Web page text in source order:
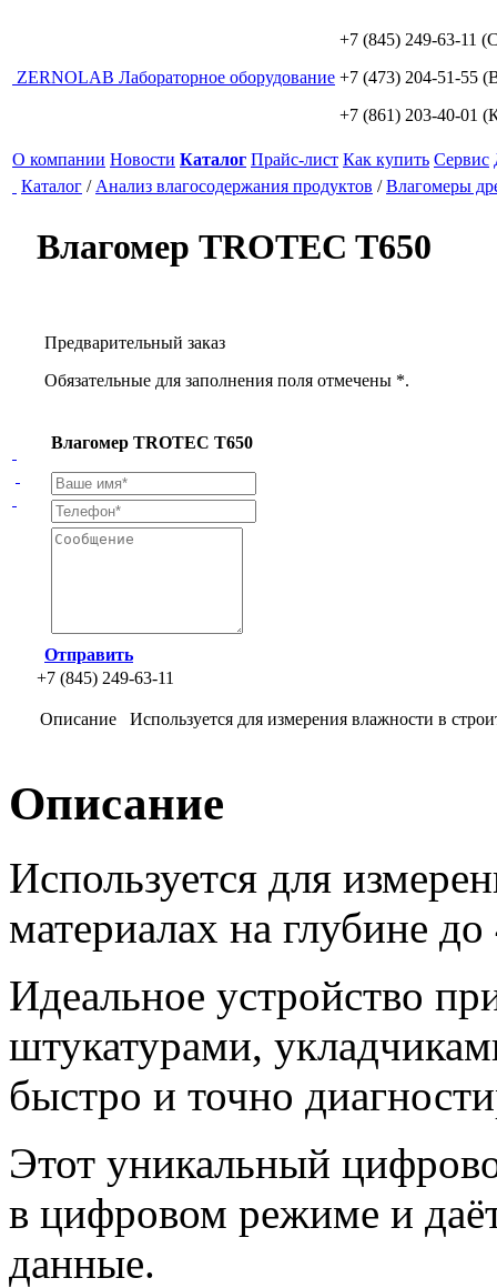
ZERNOLAB Лабораторное оборудование
+7 (845) 249-63-11
+7 (473) 204-51-55
+7 (861) 203-40-01
О компании Новости Каталог Прайс-лист Как купить Сервис
Каталог / Анализ влагосодержания продуктов /Влагомеры
Влагомер TROTEC T650
Предварительный заказ
Обязательные для заполнения поля отмечены *.
Влагомер TROTEC T650
Отправить
+7 (845) 249-63-11
Описание Используется для измерения влажности в
Описание
Используется для
материалах на глубине
Идеальное устройство
штукатурами,
быстро и точно
Этот уникальный
в цифровом режиме и
данные.